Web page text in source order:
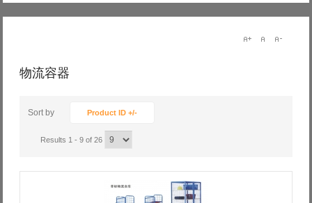
物流容器
Sort by Product ID +/-
Results 1 - 9 of 26
LoginorRegister